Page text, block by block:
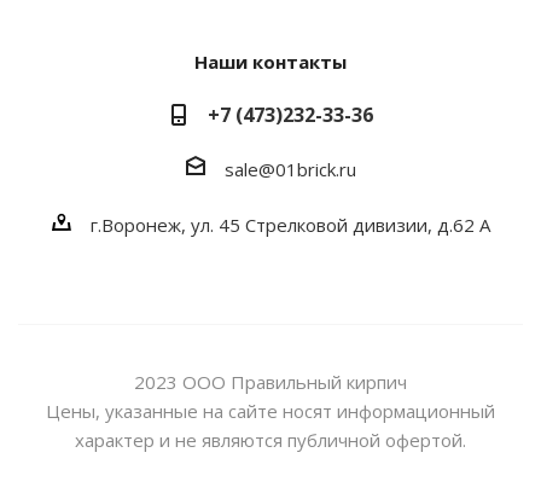
Наши контакты
+7 (473)232-33-36
sale@01brick.ru
г.Воронеж, ул. 45 Стрелковой дивизии, д.62 А
2023 ООО Правильный кирпич
Цены, указанные на сайте носят информационный
характер и не являются публичной офертой.